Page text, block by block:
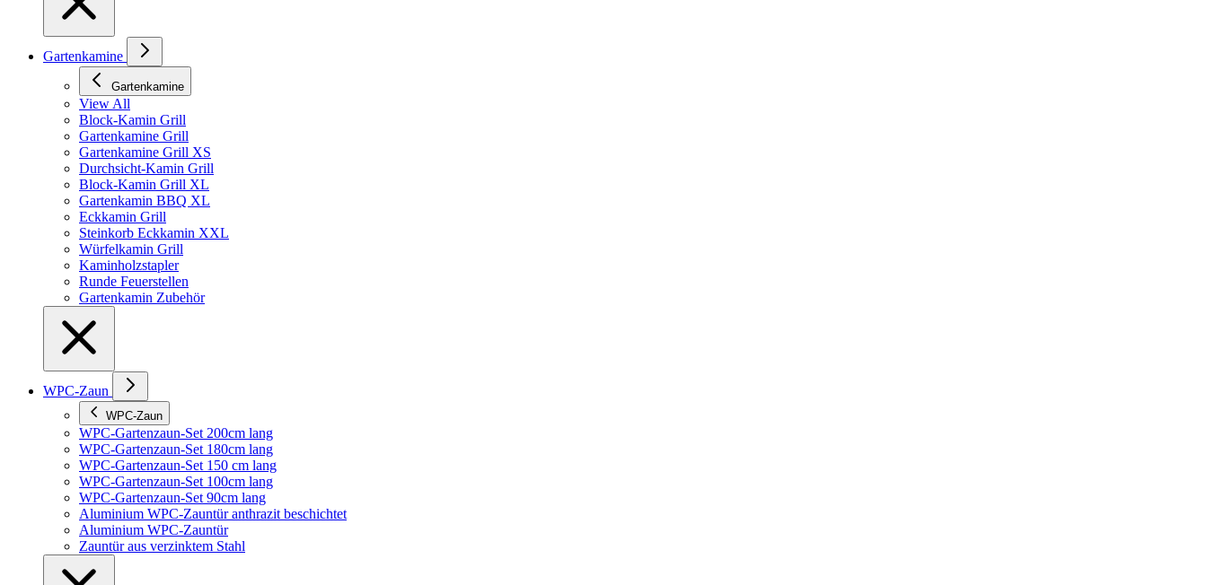
Gartenkamine
Gartenkamine
View All
Block-Kamin Grill
Gartenkamine Grill
Gartenkamine Grill XS
Durchsicht-Kamin Grill
Block-Kamin Grill XL
Gartenkamin BBQ XL
Eckkamin Grill
Steinkorb Eckkamin XXL
Würfelkamin Grill
Kaminholzstapler
Runde Feuerstellen
Gartenkamin Zubehör
WPC-Zaun
WPC-Zaun
WPC-Gartenzaun-Set 200cm lang
WPC-Gartenzaun-Set 180cm lang
WPC-Gartenzaun-Set 150 cm lang
WPC-Gartenzaun-Set 100cm lang
WPC-Gartenzaun-Set 90cm lang
Aluminium WPC-Zauntür anthrazit beschichtet
Aluminium WPC-Zauntür
Zauntür aus verzinktem Stahl